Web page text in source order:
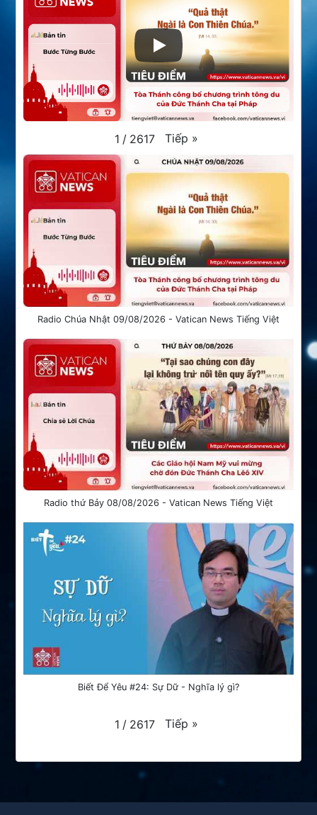
1 / 2617 Tiếp »
Radio Chúa Nhật 09/08/2026 - Vatican News Tiếng Việt
Radio thứ Bảy 08/08/2026 - Vatican News Tiếng Việt
Biết Để Yêu #24: Sự Dữ - Nghĩa lý gì?
1 / 2617 Tiếp »